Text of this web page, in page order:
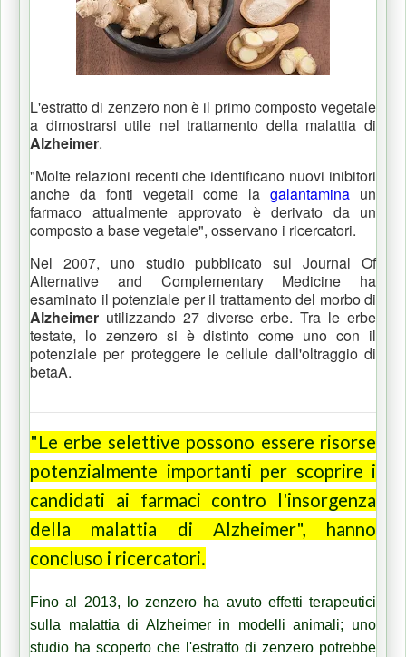
L'estratto di zenzero non è il primo composto vegetale
a dimostrarsi utile nel trattamento della malattia di
Alzheimer.
"Molte relazioni recenti che identificano nuovi inibitori
anche da fonti vegetali come lagalantamina un
farmaco attualmente approvato è derivato da un
composto a base vegetale", osservano i ricercatori.
Nel 2007, uno studio pubblicato sul Journal Of
Alternative and Complementary Medicine ha
esaminato il potenziale per il trattamento del morbo di
Alzheimer utilizzando 27 diverse erbe.Tra le erbe
testate, lo zenzero si è distinto come uno con il
potenziale per proteggere le cellule dall'oltraggio di
betaA.
"Le erbe selettive possono essere risorse
potenzialmente importanti per scoprire i
candidati ai farmaci contro l'insorgenza
della malattia di Alzheimer", hanno
concluso i ricercatori.
Fino al 2013, lo zenzero ha avuto effetti terapeutici
sulla malattia di Alzheimer in modelli animali; uno
studio ha scoperto che l'estratto di zenzero potrebbe